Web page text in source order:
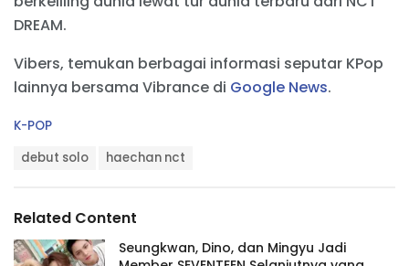
DREAM.
Vibers, temukan berbagai informasi seputar KPop
lainnya bersama Vibrance di Google News.
C
r
i
e
K-POP
:
debut solo haechan nct
Related Content
Seungkwan, Dino, dan Mingyu Jadi